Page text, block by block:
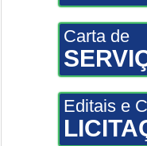
Carta de
Editais e